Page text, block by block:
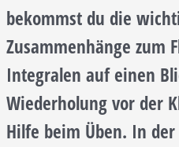
bekommst du die
Zusammenhänge zum
Integralen auf einen
Wiederholung vor der
Hilfe beim Üben. In